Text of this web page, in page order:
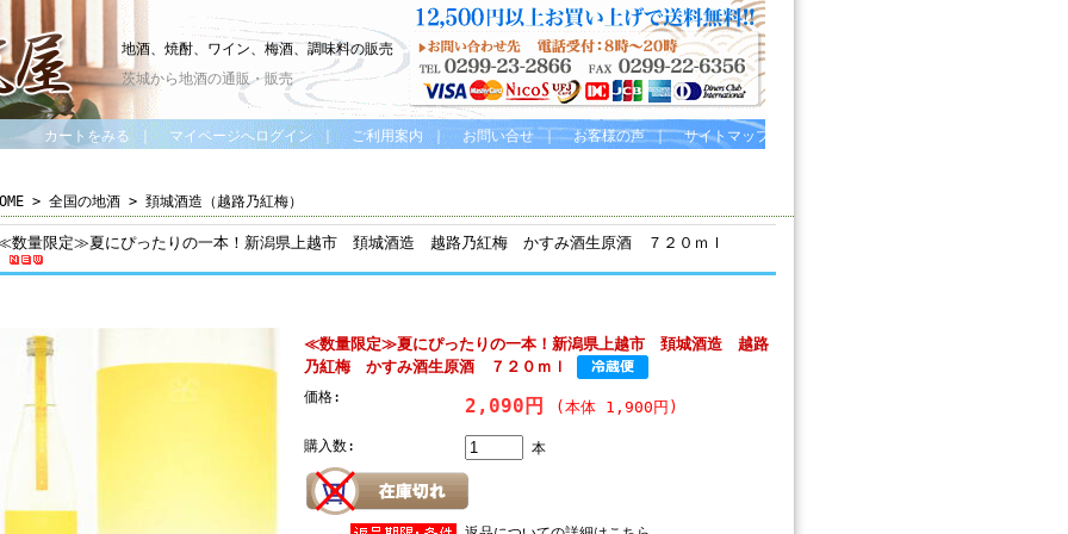
地酒、焼酎、ワイン、梅酒、調味料の販売
茨城から地酒の通販・販売
カートをみる｜ マイページへログイン｜ ご利用案内 ｜ お問い合せ｜ お客様の声｜ サイトマップ
> 全国の地酒 > 頚城酒造（越路乃紅梅）
数量限定≫夏にぴったりの一本！新潟県上越市 頚城酒造 越路乃紅梅 かすみ酒生原酒 ７２０ｍｌ
≪数量限定≫夏にぴったりの一本！新潟県上越市 頚城酒造 越路
乃紅梅 かすみ酒生原酒 ７２０ｍｌ
価格: 2,090円 (本体 1,900円)
購入数: 本